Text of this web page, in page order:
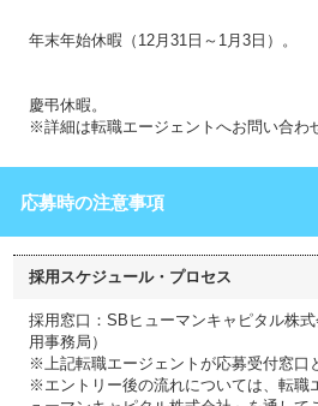
年末年始休暇（12月31日～1月3日）。
慶弔休暇。
※詳細は転職エージェントへお問い合わ
応募時の注意事項
採用スケジュール・プロセス
採用窓口：SBヒューマンキャピタル株
用事務局）
※上記転職エージェントが応募受付窓口
※エントリー後の流れについては、転職